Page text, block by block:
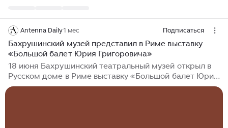
Antenna Daily1 мес Подписаться
Бахрушинский музей представил в Риме выставку
«Большой балет Юрия Григоровича»
18 июня Бахрушинский театральный музей открыл в
Русском доме в Риме выставку «Большой балет Юрия
Григоровича». Проект приурочен к 250-летнему